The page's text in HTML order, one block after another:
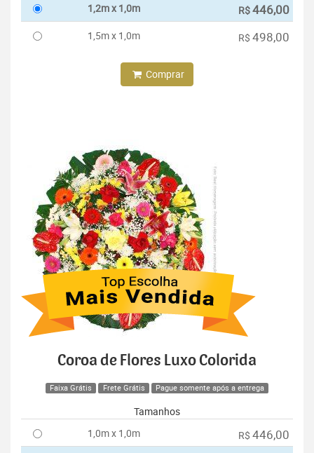
1,2m x 1,0m R$446,00
1,5m x 1,0m R$ 498,00
Comprar
Coroa de Flores Luxo Colorida
Faixa Grátis Frete Grátis Pague somente após a entrega
Tamanhos
1,0m x 1,0m
R$ 446,00